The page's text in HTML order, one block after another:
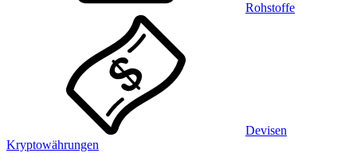
Rohstoffe
Devisen
Kryptowährungen